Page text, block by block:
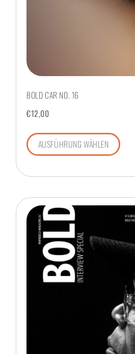
BOLD CAR NO. 16
€12,00
AUSFÜHRUNG WÄHLEN